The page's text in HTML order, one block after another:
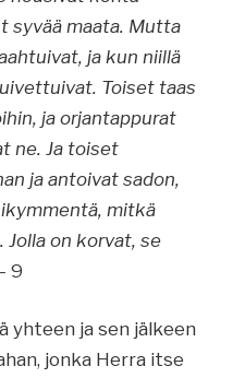
syvää maata. Mutta
ja kun niillä
Toiset taas
ja orjantappurat
ne. Ja toiset
ja antoivat sadon,
mitkä
on korvat, se
9
yhteen ja sen jälkeen
jonka Herra itse